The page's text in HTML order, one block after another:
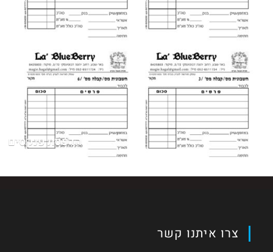
הדפסת פנקסים
צרו איתנו קשר